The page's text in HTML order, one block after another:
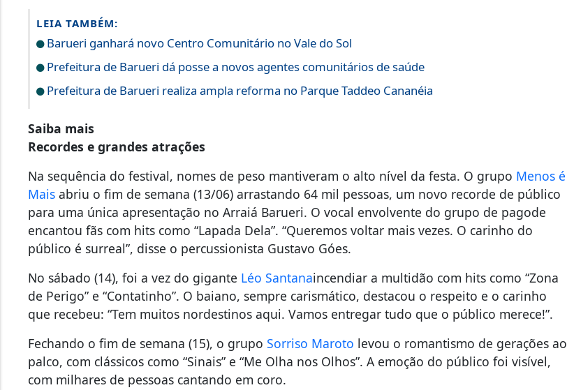
LEIA TAMBÉM:
Barueri ganhará novo Centro Comunitário no Vale do Sol
Prefeitura de Barueri dá posse a novos agentes comunitários de saúde
Prefeitura de Barueri realiza ampla reforma no Parque Taddeo Cananéia
Saiba mais
Recordes e grandes atrações
Na sequência do festival, nomes de peso mantiveram o alto nível da festa. O grupo Menos é
Mais abriu o fim de semana (13/06) arrastando 64 mil pessoas, um novo recorde de público
para uma única apresentação no Arraiá Barueri. O vocal envolvente do grupo de pagode
encantou fãs com hits como “Lapada Dela”. “Queremos voltar mais vezes. O carinho do
público é surreal”, disse o percussionista Gustavo Góes.
No sábado (14), foi a vez do gigante Léo Santanaincendiar a multidão com hits como “Zona
de Perigo” e “Contatinho”. O baiano, sempre carismático, destacou o respeito e o carinho
que recebeu: “Tem muitos nordestinos aqui. Vamos entregar tudo que o público merece!”.
Fechando o fim de semana (15), o grupoSorriso Maroto levou o romantismo de gerações ao
palco, com clássicos como “Sinais” e “Me Olha nos Olhos”. A emoção do público foi visível,
com milhares de pessoas cantando em coro.